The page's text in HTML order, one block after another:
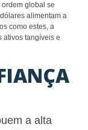
global se
alimentam a
como estes, a
ativos tangíveis e
a alta